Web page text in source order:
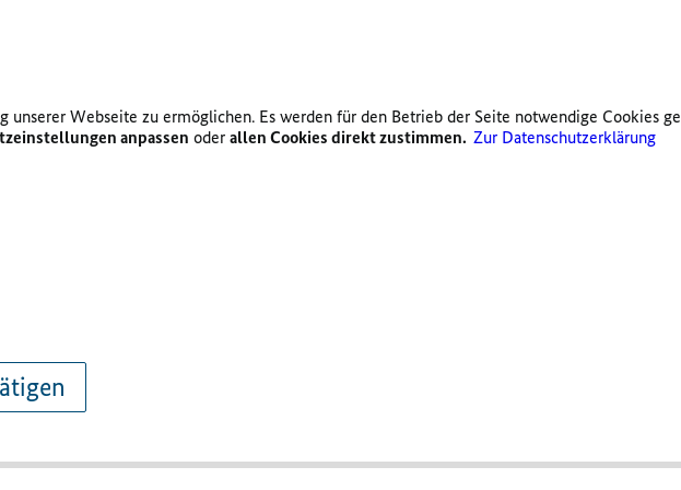
Webseite zu ermöglichen. Es werden für den Betrieb der Seite notwendige Cookies
anpassen oder allen Cookies direkt zustimmen. Zur Datenschutzerklärung